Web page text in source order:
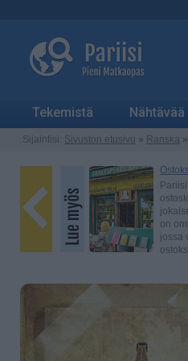
Tekemistä Nähtävää
Sijaintisi: Sivuston etusivu » Ranska »